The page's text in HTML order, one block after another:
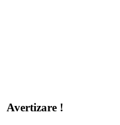
Avertizare !